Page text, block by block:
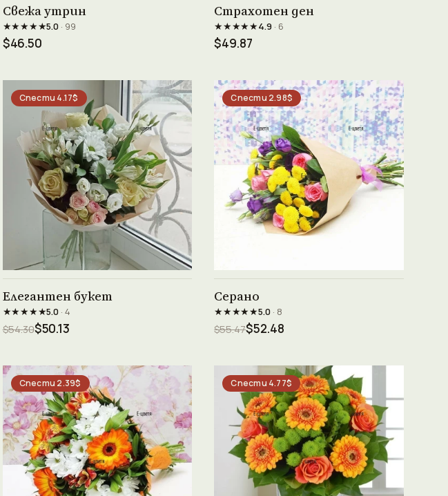
Свежа утрин
★★★★★5.0 · 99
$46.50
Страхотен ден
★★★★★4.9· 6
$49.87
Спести 4.17$
Елегантен букет
★★★★★5.0 · 4
$54.30$50.13
Спести 2.98$
Серано
★★★★★5.0· 8
$55.47$52.48
Спести 2.39$ Спести 4.77$